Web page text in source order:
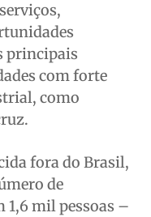
principais
com forte
como
fora do Brasil,
de
1,6 mil pessoas –